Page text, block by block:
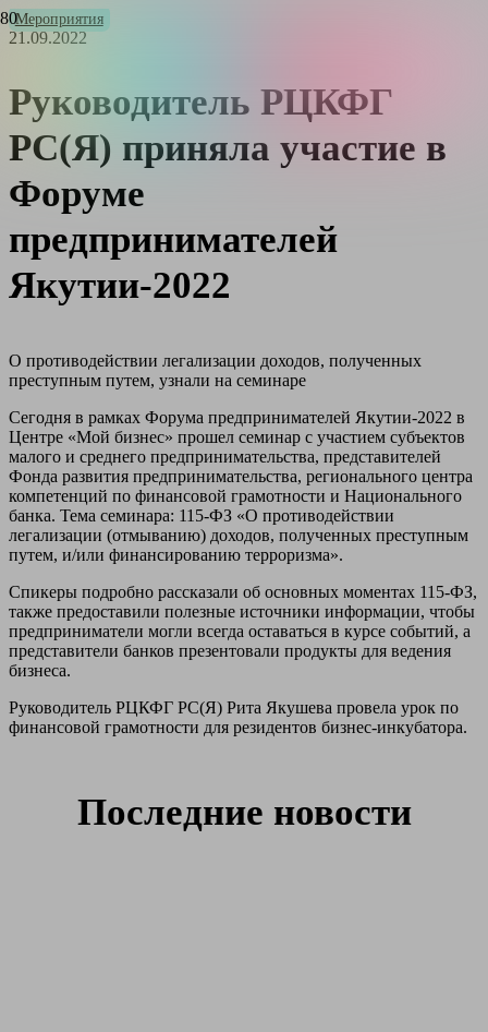
Мероприятия
21.09.2022
Руководитель РЦКФГ
РС(Я) приняла участие в
Форуме
предпринимателей
Якутии-2022
О противодействии легализации доходов, полученных
преступным путем, узнали на семинаре
Сегодня в рамках Форума предпринимателей Якутии-2022 в
Центре «Мой бизнес» прошел семинар с участием субъектов
малого и среднего предпринимательства, представителей
Фонда развития предпринимательства, регионального центра
компетенций по финансовой грамотности и Национального
банка. Тема семинара: 115-ФЗ «О противодействии
легализации (отмыванию) доходов, полученных преступным
путем, и/или финансированию терроризма».
Спикеры подробно рассказали об основных моментах 115-ФЗ,
также предоставили полезные источники информации, чтобы
предприниматели могли всегда оставаться в курсе событий, а
представители банков презентовали продукты для ведения
бизнеса.
Руководитель РЦКФГ РС(Я) Рита Якушева провела урок по
финансовой грамотности для резидентов бизнес-инкубатора.
Последние новости